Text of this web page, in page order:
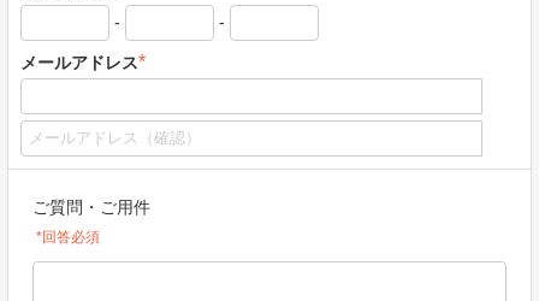
- -
メールアドレス*
ご質問・ご用件
*回答必須